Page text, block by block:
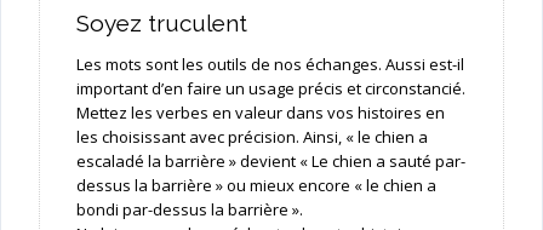
Soyez truculent
Les mots sont les outils de nos échanges. Aussi est-il
important d’en faire un usage précis et circonstancié.
Mettez les verbes en valeur dans vos histoires en
les choisissant avec précision. Ainsi, « le chien a
escaladé la barrière » devient « Le chien a sauté par-
dessus la barrière » ou mieux encore « le chien a
bondi par-dessus la barrière ».